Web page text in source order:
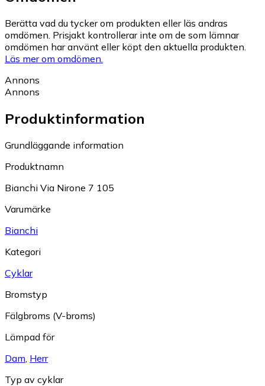
Berätta vad du tycker om produkten eller läs andras
omdömen. Prisjakt kontrollerar inte om de som lämnar
omdömen har använt eller köpt den aktuella produkten.
Läs mer om omdömen.
Annons
Annons
Produktinformation
Grundläggande information
Produktnamn
Bianchi Via Nirone 7 105
Varumärke
Bianchi
Kategori
Cyklar
Bromstyp
Fälgbroms (V-broms)
Lämpad för
Dam Herr
Typ av cyklar